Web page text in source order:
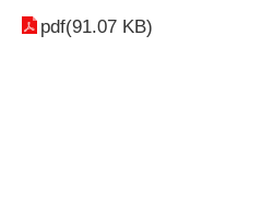
pdf(91.07 KB)